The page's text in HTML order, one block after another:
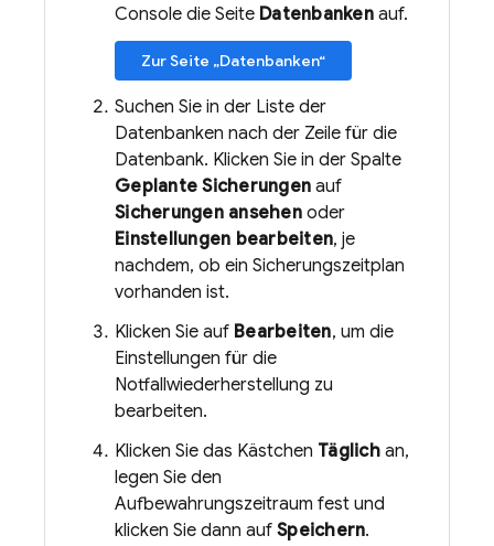
Console die Seite Datenbankenauf.
Zur Seite „Datenbanken“
Suchen Sie in der Liste der
Datenbanken nach der Zeile für die
Datenbank. Klicken Sie in der Spalte
Geplante Sicherungen auf
Sicherungen ansehenoder
Einstellungen bearbeiten, je
nachdem, ob ein Sicherungszeitplan
vorhanden ist.
Klicken Sie auf Bearbeiten, um die
Einstellungen für die
Notfallwiederherstellung zu
bearbeiten.
Klicken Sie das Kästchen Täglichan,
legen Sie den
Aufbewahrungszeitraum fest und
klicken Sie dann auf Speichern.